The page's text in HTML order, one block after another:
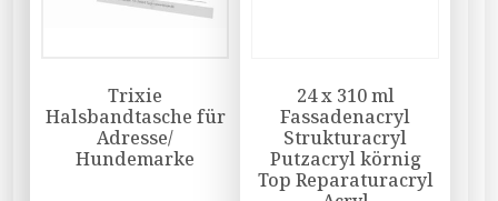
Trixie
Halsbandtasche für
Adresse/
Hundemarke
24 x 310 ml
Fassadenacryl
Strukturacryl
Putzacryl körnig
Top Reparaturacryl